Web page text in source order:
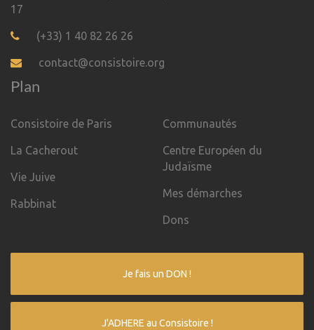
17
(+33) 1 40 82 26 26
contact@consistoire.org
Plan
Consistoire de Paris
La Cacherout
Vie Juive
Rabbinat
Communautés
Centre Européen du
Judaïsme
Mes démarches
Dons
Je fais un DON !
J'ADHERE au Consistoire !